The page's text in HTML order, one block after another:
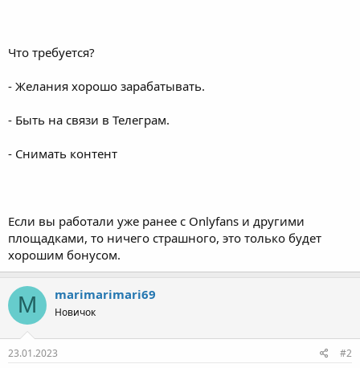
Что требуется?
- Желания хорошо зарабатывать.
- Быть на связи в Телеграм.
- Снимать контент
Если вы работали уже ранее с Onlyfans и другими
площадками, то ничего страшного, это только будет
хорошим бонусом.
M marimarimari69
Новичок
23.01.2023 #2